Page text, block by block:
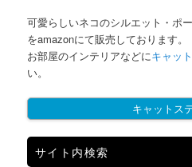
可愛らしいネコのシルエット・ポ
をamazonにて販売しております。
お部屋のインテリアなどにキャッ
い。
キャットス
サイト内検索